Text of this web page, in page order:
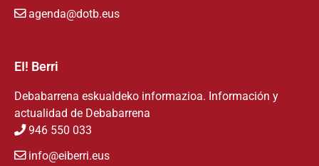
agenda@dotb.eus
EI! Berri
Debabarrena eskualdeko informazioa. Información y
actualidad de Debabarrena
946 550 033
info@eiberri.eus